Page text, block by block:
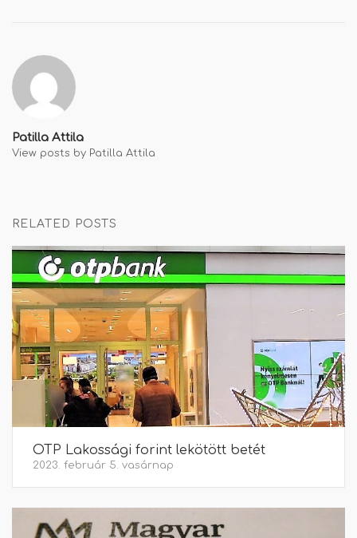
Patilla Attila
View posts by Patilla Attila
RELATED POSTS
OTP Lakossági forint lekötött betét
2023. február 5. vasárnap